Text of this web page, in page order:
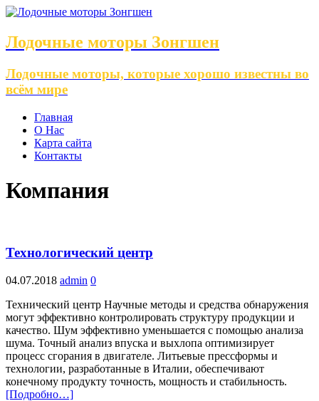
Лодочные моторы Зонгшен
Лодочные моторы, которые хорошо известны во
всём мире
Главная
О Нас
Карта сайта
Контакты
Компания
Технологический центр
04.07.2018 admin 0
Технический центр Научные методы и средства обнаружения
могут эффективно контролировать структуру продукции и
качество. Шум эффективно уменьшается с помощью анализа
шума. Точный анализ впуска и выхлопа оптимизирует
процесс сгорания в двигателе. Литьевые прессформы и
технологии, разработанные в Италии, обеспечивают
конечному продукту точность, мощность и стабильность.
[Подробно…]